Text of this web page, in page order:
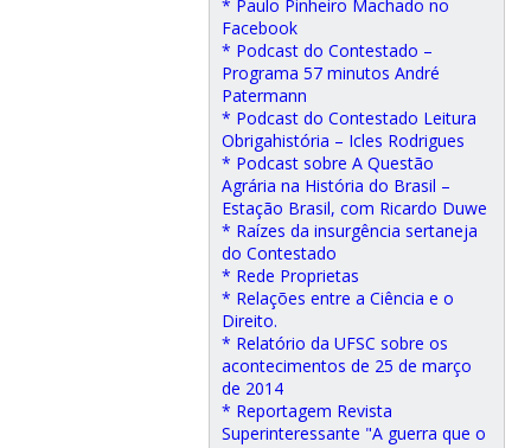
* Paulo Pinheiro Machado no
Facebook
* Podcast do Contestado –
Programa 57 minutos André
Patermann
* Podcast do Contestado Leitura
Obrigahistória – Icles Rodrigues
* Podcast sobre A Questão
Agrária na História do Brasil –
Estação Brasil, com Ricardo Duwe
* Raízes da insurgência sertaneja
do Contestado
* Rede Proprietas
* Relações entre a Ciência e o
Direito.
* Relatório da UFSC sobre os
acontecimentos de 25 de março
de 2014
* Reportagem Revista
Superinteressante "A guerra que o